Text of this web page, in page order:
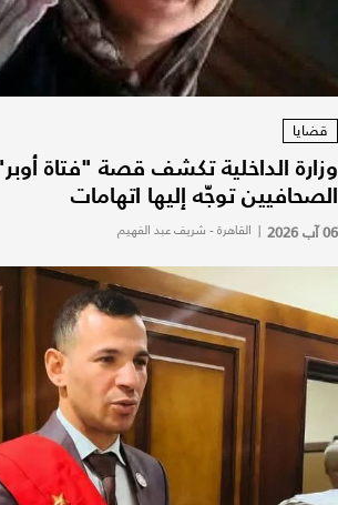
قضايا
وزارة الداخلية تكشف قصة "فتاة
الصحافيين توجّه إليها اتهامات
06 آب 2026 | القاهرة - شريف عبد الفهيم